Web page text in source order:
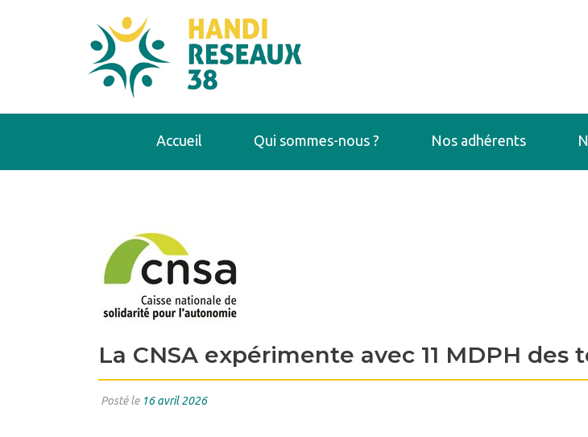
Accueil Qui sommes-nous ? Nos adhérents
La CNSA expérimente avec 11 MDPH
Posté le 16 avril 2026